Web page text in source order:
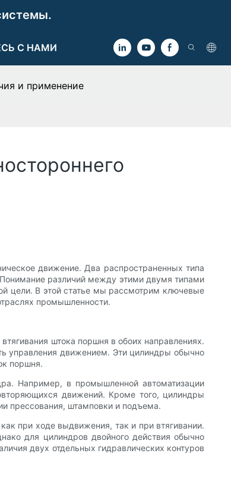
С НАМИ
и применение
движение. Два распространенных типа
различий между этими двумя типами
цели. В этой статье мы рассмотрим ключевые
промышленности.
штока поршня в обоих направлениях.
управления движением. Эти цилиндры обычно
поршня.
Например, в промышленной автоматизации
движений. Кроме того, цилиндры
прессования, штамповки и подъема.
при ходе выдвижения, так и при втягивании.
для цилиндров двойного действия обычно
двух отдельных гидравлических контуров